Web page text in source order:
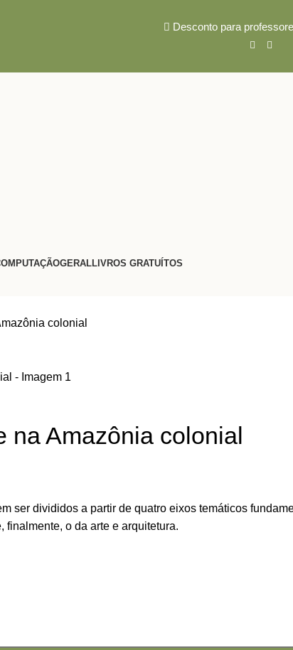
Desconto para
GERALLIVROS GRATUÍTOS
colonial
na Amazônia colonial
ser divididos a partir de quatro eixos temáticos
o da arte e arquitetura.